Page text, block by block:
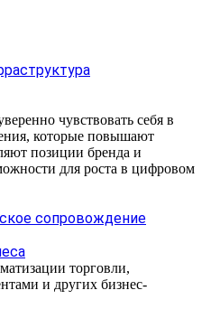
чувствовать себя в
которые повышают
позиции бренда и
для роста в цифровом
сопровождение
торговли,
и других бизнес-